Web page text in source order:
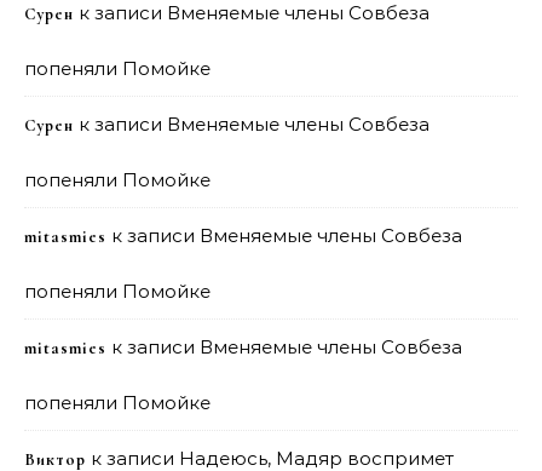
Сурен к записи Вменяемые члены Совбеза
попеняли Помойке
Сурен к записи Вменяемые члены Совбеза
попеняли Помойке
mitasmies к записи Вменяемые члены Совбеза
попеняли Помойке
mitasmies к записи Вменяемые члены Совбеза
попеняли Помойке
Виктор к записи Надеюсь, Мадяр воспримет